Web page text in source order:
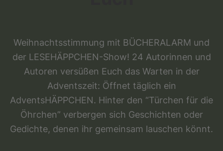
Weihnachtsstimmung mit BÜCHERALARM und
der LESEHÄPPCHEN-Show! 24 Autorinnen und
Autoren versüßen Euch das Warten in der
Adventszeit: Öffnet täglich ein
AdventsHÄPPCHEN. Hinter den “Türchen für die
Öhrchen” verbergen sich Geschichten oder
Gedichte, denen ihr gemeinsam lauschen könnt.